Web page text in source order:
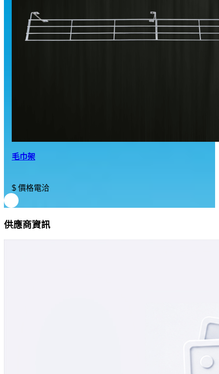
毛巾架
$ 價格電洽
供應商資訊